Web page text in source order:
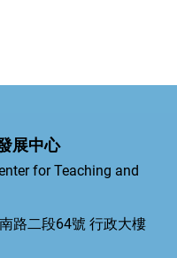
展中心
for Teaching and
路二段64號 行政大樓